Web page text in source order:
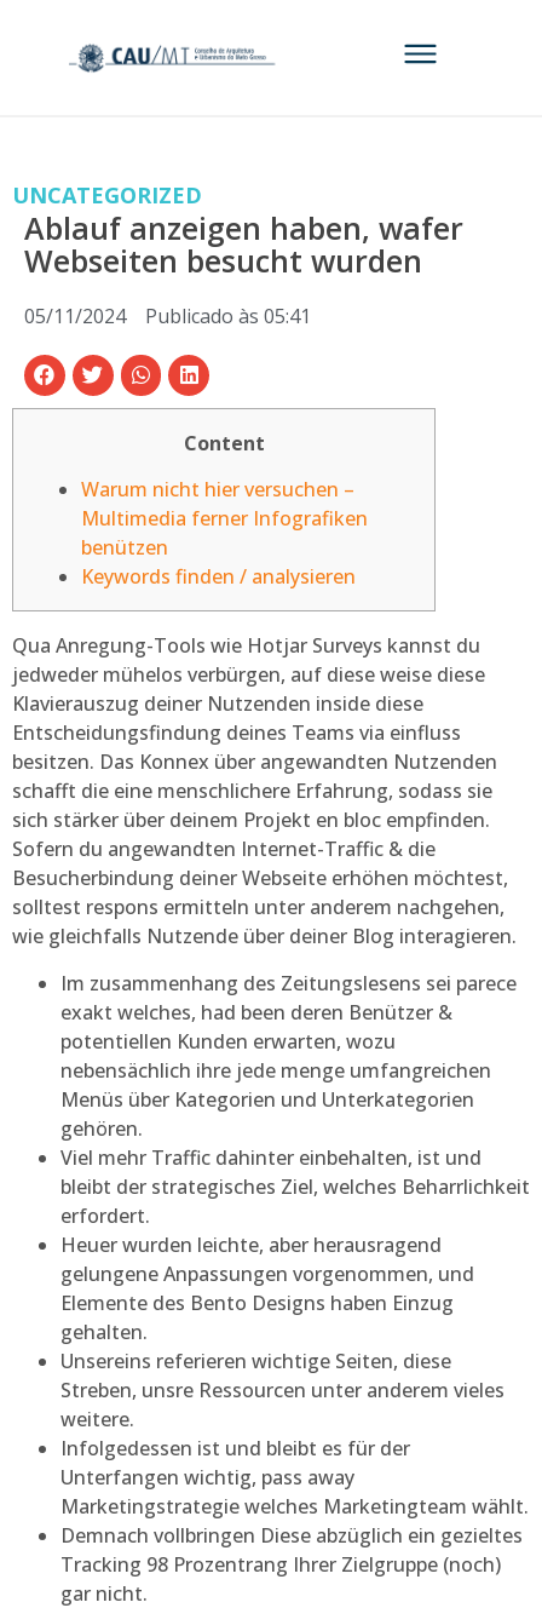
UNCATEGORIZED
Ablauf anzeigen haben, wafer
Webseiten besucht wurden
05/11/2024 Publicado às 05:41
Content
Warum nicht hier versuchen –
Multimedia ferner Infografiken
benützen
Keywords finden / analysieren
Qua Anregung-Tools wie Hotjar Surveys kannst du
jedweder mühelos verbürgen, auf diese weise diese
Klavierauszug deiner Nutzenden inside diese
Entscheidungsfindung deines Teams via einfluss
besitzen. Das Konnex über angewandten Nutzenden
schafft die eine menschlichere Erfahrung, sodass sie
sich stärker über deinem Projekt en bloc empfinden.
Sofern du angewandten Internet-Traffic & die
Besucherbindung deiner Webseite erhöhen möchtest,
solltest respons ermitteln unter anderem nachgehen,
wie gleichfalls Nutzende über deiner Blog interagieren.
Im zusammenhang des Zeitungslesens sei parece
exakt welches, had been deren Benützer &
potentiellen Kunden erwarten, wozu
nebensächlich ihre jede menge umfangreichen
Menüs über Kategorien und Unterkategorien
gehören.
Viel mehr Traffic dahinter einbehalten, ist und
bleibt der strategisches Ziel, welches Beharrlichkeit
erfordert.
Heuer wurden leichte, aber herausragend
gelungene Anpassungen vorgenommen, und
Elemente des Bento Designs haben Einzug
gehalten.
Unsereins referieren wichtige Seiten, diese
Streben, unsre Ressourcen unter anderem vieles
weitere.
Infolgedessen ist und bleibt es für der
Unterfangen wichtig, pass away
Marketingstrategie welches Marketingteam wählt.
Demnach vollbringen Diese abzüglich ein gezieltes
Tracking 98 Prozentrang Ihrer Zielgruppe (noch)
gar nicht.